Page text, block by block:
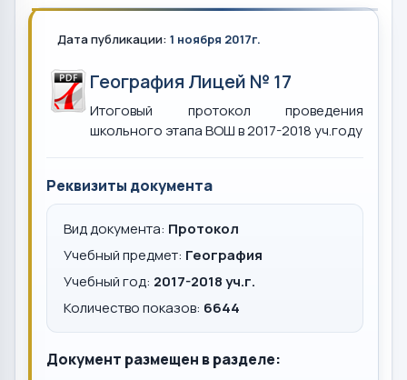
Дата публикации: 1 ноября 2017г.
География Лицей № 17
Итоговый протокол проведения
школьного этапа ВОШ в 2017-2018 уч.году
Реквизиты документа
Вид документа: Протокол
Учебный предмет: География
Учебный год: 2017-2018 уч.г.
Количество показов: 6644
Документ размещен в разделе: